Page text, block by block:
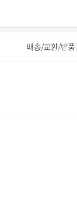
배송/교환/반품